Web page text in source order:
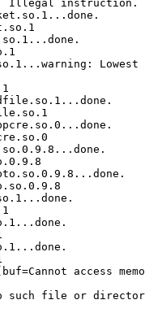
Illegal instruction.
access